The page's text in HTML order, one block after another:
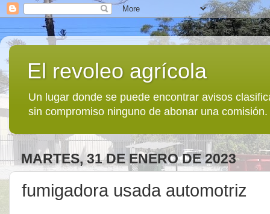
El revoleo agrícola
Un lugar donde se puede encontrar avisos
sin compromiso ninguno de abonar una comisión.
MARTES, 31 DE ENERO DE 2023
fumigadora usada automotriz